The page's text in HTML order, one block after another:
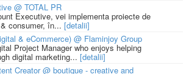
@ TOTAL PR
Executive, vei implementa proiecte de
consumer, în... [detalii]
& eCommerce) @ Flaminjoy Group
Project Manager who enjoys helping
digital marketing... [detalii]
Creator @ boutique - creative and